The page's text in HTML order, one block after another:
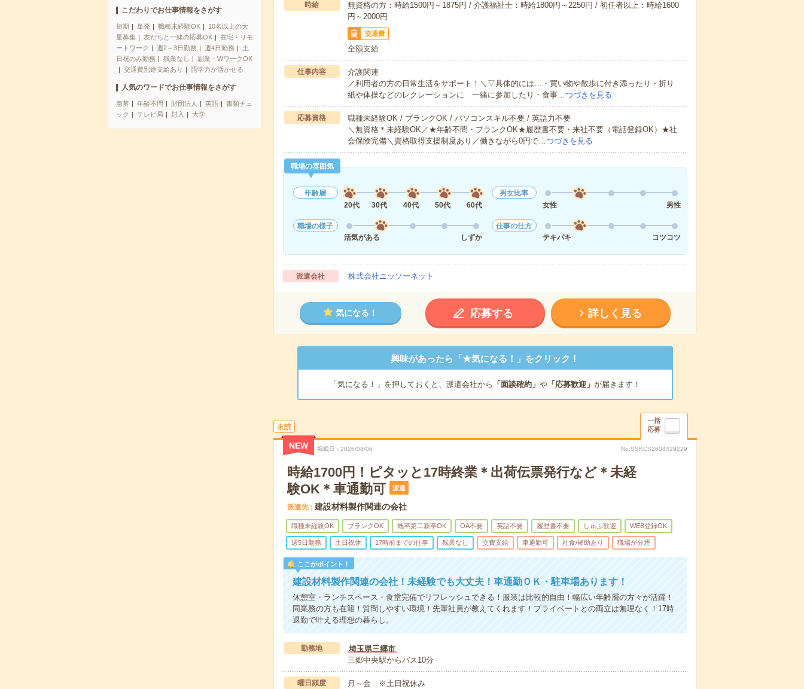
こだわりでお仕事情報をさがす
短期 単発 職種未経験OK
10名以上の大
量募集
友だちと一緒の応募OK
在宅・リモ
ートワーク
週2～3日勤務 週4日勤務
土
日祝のみ勤務
残業なし
副業・WワークOK
交通費別途支給あり
語学力が活かせる
人気のワードでお仕事情報をさがす
急募 年齢不問 財団法人 英語
書類チェ
ック
テレビ局 封入 大学
時給
無資格の方：時給1500円～1875円 / 介護福祉士：時給1800円～2250円 / 初任者以上：時給1600
円～2000円
交通費
全額支給
仕事内容
介護関連
／利用者の方の日常生活をサポート！＼▽具体的には…・買い物や散歩に付き添ったり・折り
紙や体操などのレクレーションに 一緒に参加したり・食事…つづきを見る
応募資格
職種未経験OK / ブランクOK / パソコンスキル不要 / 英語力不要
＼無資格＊未経験OK／★年齢不問・ブランクOK★履歴書不要・来社不要（電話登録OK）★社
会保険完備＼資格取得支援制度あり／働きながら0円で…つづきを見る
職場の雰囲気
年齢層
20代
30代 40代 50代 60代
男女比率
女性
男性
職場の様子
活気がある
しずか
仕事の仕方
テキパキ
コツコツ
派遣会社 株式会社ニッソーネット
気になる！ 応募する 詳しく見る
興味があったら「★気になる！」をクリック！
「気になる！」を押しておくと、派遣会社から 「面談確約」 や「応募歓迎」 が届きます！
未読
一括
応募
NEW 掲載日 2026/08/06 No.SSKCS2604429229
時給1700円！ピタッと17時終業＊出荷伝票発行など＊未経
験OK＊車通勤可
派遣
派遣先 建設材料製作関連の会社
職種未経験OK ブランクOK 既卒第二新卒OK OA不要 英語不要 履歴書不要 しゅふ歓迎 WEB登録OK
週5日勤務 土日祝休 17時前までの仕事 残業なし 交費支給 車通勤可 社食/補助あり 職場が分煙
ここがポイント！
建設材料製作関連の会社！未経験でも大丈夫！車通勤ＯＫ・駐車場あります！
休憩室・ランチスペース・食堂完備でリフレッシュできる！服装は比較的自由！幅広い年齢層の方々が活躍！
同業務の方も在籍！質問しやすい環境！先輩社員が教えてくれます！プライベートとの両立は無理なく！17時
退勤で叶える理想の暮らし。
勤務地
埼玉県三郷市
三郷中央駅からバス10分
曜日頻度 月～金 ※土日祝休み